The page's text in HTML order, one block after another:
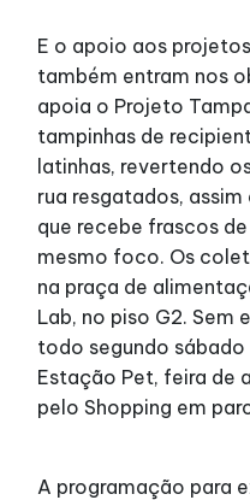
E o apoio aos
também entram nos
apoia o Projeto
tampinhas de
latinhas, revertendo
rua resgatados,
que recebe frascos
mesmo foco. Os
na praça de
Lab, no piso G2. Sem
todo segundo
Estação Pet, feira de
pelo Shopping em
A programação para